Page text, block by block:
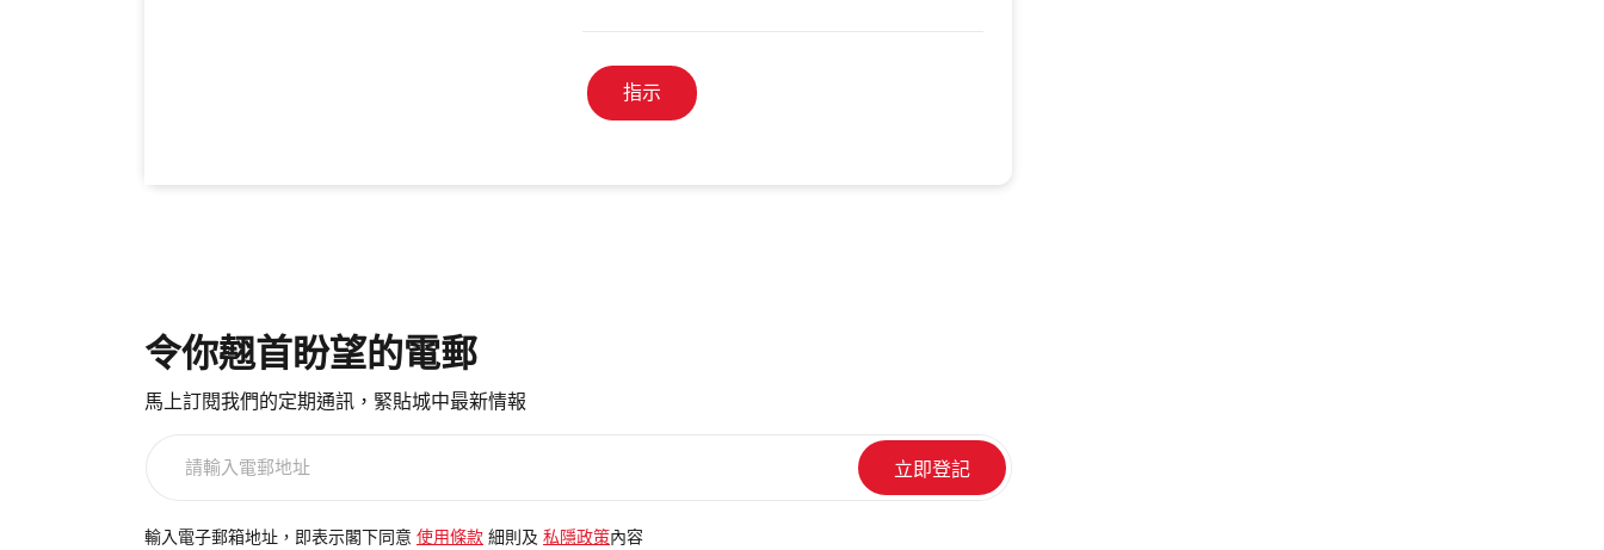
指示
令你翹首盼望的電郵
馬上訂閱我們的定期通訊，緊貼城中最新情報
電
輸入電子郵箱地址，即表示閣下同意 使用條款 細則及 私隱政策 內容